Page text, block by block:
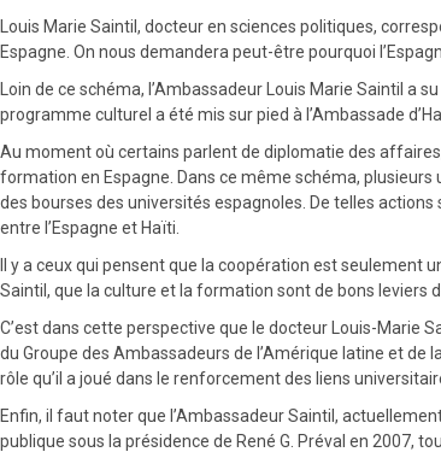
Louis Marie Saintil, docteur en sciences politiques,
Espagne. On nous demandera peut-être pourquoi
Loin de ce schéma, l’Ambassadeur Louis Marie Saintil
programme culturel a été mis sur pied à l’Ambassade
Au moment où certains parlent de diplomatie des
formation en Espagne. Dans ce même schéma,
des bourses des universités espagnoles. De telles
entre l’Espagne et Haïti.
Il y a ceux qui pensent que la coopération est seulement
Saintil, que la culture et la formation sont de bons leviers
C’est dans cette perspective que le docteur Louis-Marie
du Groupe des Ambassadeurs de l’Amérique latine et de
rôle qu’il a joué dans le renforcement des liens
Enfin, il faut noter que l’Ambassadeur Saintil,
publique sous la présidence de René G. Préval en 2007,